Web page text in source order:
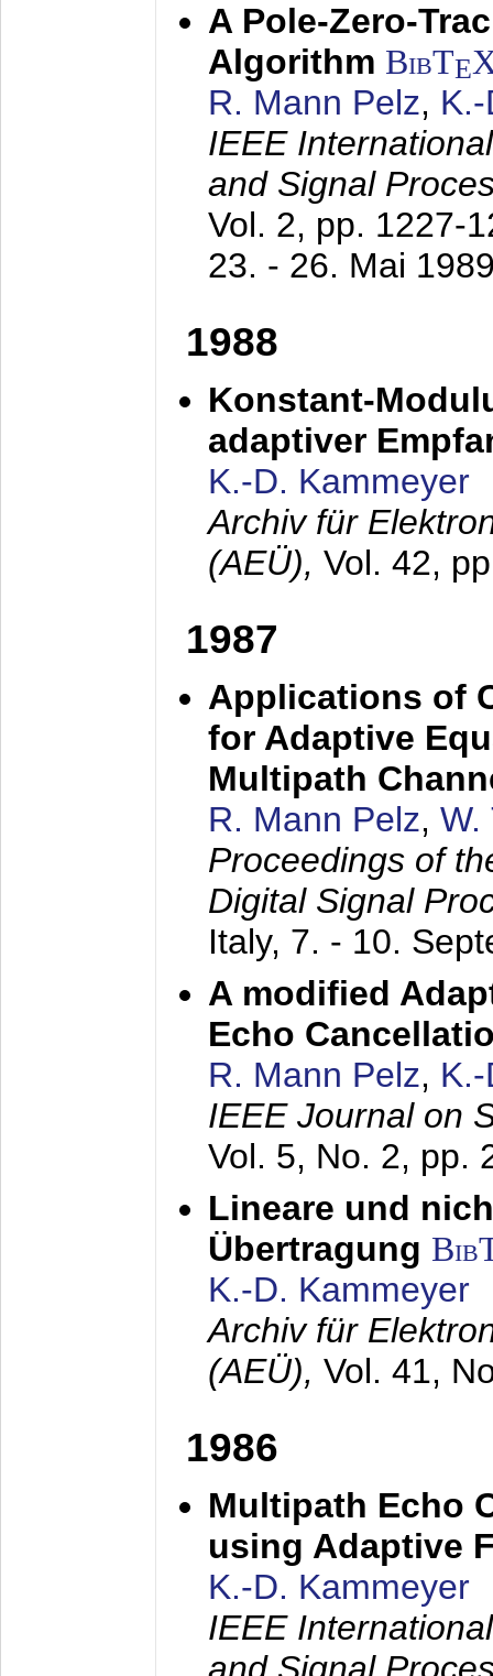
A Pole-Zero-
Algorithm BibTE
R. Mann Pelz,
IEEE
and Signal
Vol. 2, pp. 1227-
23. - 26. Mai
1988
Konstant-
adaptiver
K.-D. Kammeyer
Archiv für
(AEÜ), Vol. 42,
1987
Applications of
for Adaptive
Multipath
R. Mann Pelz, W.
Proceedings of
Digital Signal
Italy, 7. - 10.
A modified
Echo
R. Mann Pelz,
IEEE Journal on
Vol. 5, No. 2, pp.
Lineare und
Übertragung
K.-D. Kammeyer
Archiv für
(AEÜ), Vol. 41,
1986
Multipath Echo
using Adaptive
K.-D. Kammeyer
IEEE